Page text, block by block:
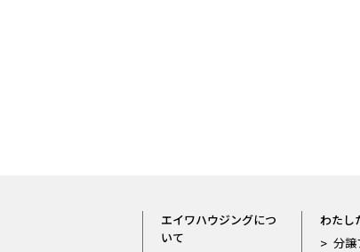
エイワハウジングにつ
いて
わたし
分譲